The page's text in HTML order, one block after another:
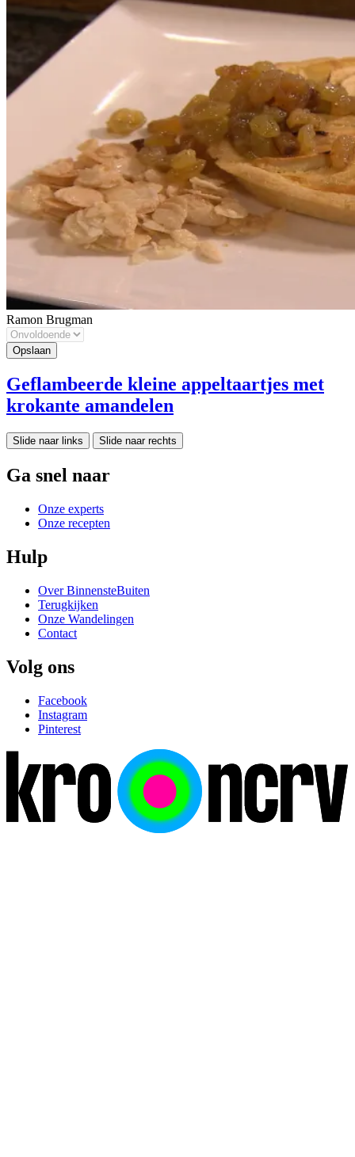
Ramon Brugman
Geflambeerde kleine appeltaartjes met
krokante amandelen
Slide naar links Slide naar rechts
Ga snel naar
Onze experts
Onze recepten
Hulp
Over BinnensteBuiten
Terugkijken
Onze Wandelingen
Contact
Volg ons
Facebook
Instagram
Pinterest